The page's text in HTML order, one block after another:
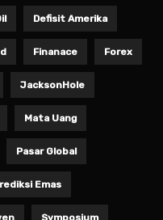
Defisit Amerika
Finanace Forex
JacksonHole
Mata Uang
Pasar Global
Emas
Symposium